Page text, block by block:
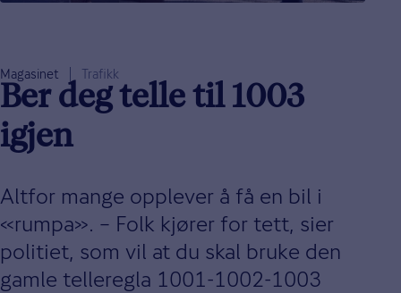
Magasinet Trafikk
Ber deg telle til 1003
igjen
Altfor mange opplever å få en bil i
«rumpa». – Folk kjører for tett, sier
politiet, som vil at du skal bruke den
gamle telleregla 1001-1002-1003